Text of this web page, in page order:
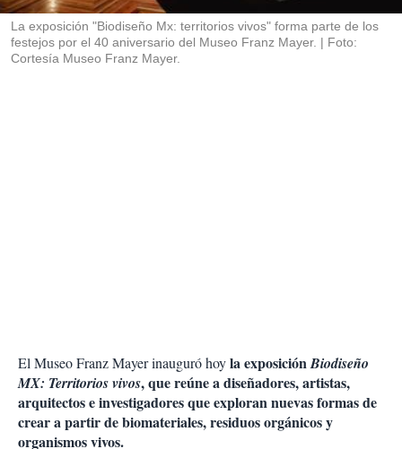
r
La exposición "Biodiseño Mx: territorios vivos" forma parte de los
festejos por el 40 aniversario del Museo Franz Mayer.
Foto:
Cortesía Museo Franz Mayer.
El Museo Franz Mayer inauguró hoyla exposiciónBiodiseño
MX: Territorios vivos, que reúne a diseñadores, artistas,
arquitectos e investigadores que exploran nuevas formas de
crear a partir de biomateriales, residuos orgánicos y
organismos vivos.